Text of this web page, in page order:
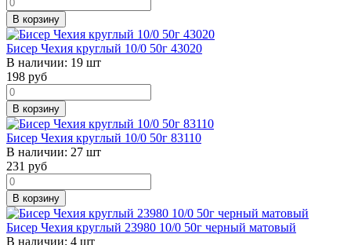
В корзину
Бисер Чехия круглый 10/0 50г 43020
В наличии: 19 шт
198 руб
В корзину
Бисер Чехия круглый 10/0 50г 83110
В наличии: 27 шт
231 руб
В корзину
Бисер Чехия круглый 23980 10/0 50г черный матовый
В наличии: 4 шт